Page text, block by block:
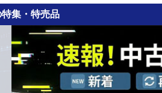
特集・特売品